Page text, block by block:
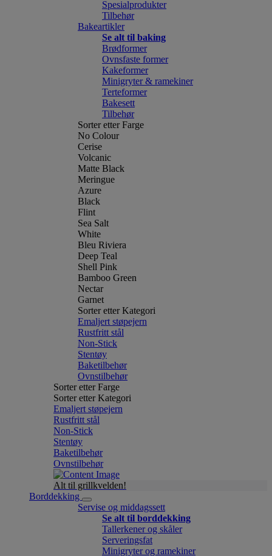
Spesialprodukter
Tilbehør
Bakeartikler
Se alt til baking
Brødformer
Ovnsfaste former
Kakeformer
Minigryter & ramekiner
Terteformer
Bakesett
Tilbehør
Sorter etter Farge
No Colour
Cerise
Volcanic
Matte Black
Meringue
Azure
Black
Flint
Sea Salt
White
Bleu Riviera
Deep Teal
Shell Pink
Bamboo Green
Nectar
Garnet
Sorter etter Kategori
Emaljert støpejern
Rustfritt stål
Non-Stick
Stentøy
Baketilbehør
Ovnstilbehør
Sorter etter Farge
Sorter etter Kategori
Emaljert støpejern
Rustfritt stål
Non-Stick
Stentøy
Baketilbehør
Ovnstilbehør
Alt til grillkvelden!
Borddekking
Servise og middagssett
Se alt til borddekking
Tallerkener og skåler
Serveringsfat
Minigryter og ramekiner